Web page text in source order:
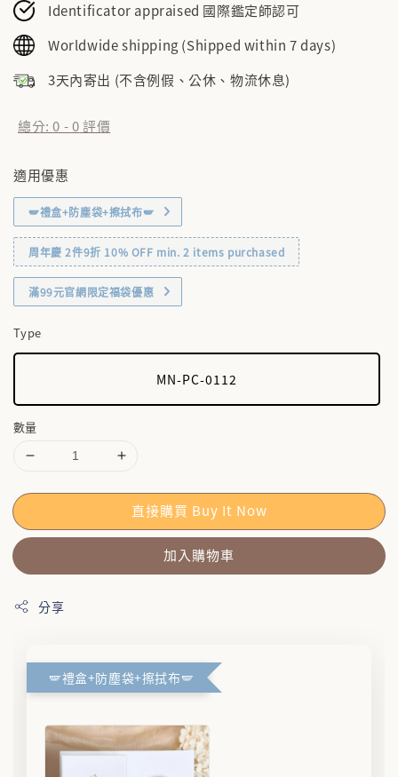
Identificator appraised 國際鑑定師認可
Worldwide shipping (Shipped within 7 days)
3天內寄出 (不含例假、公休、物流休息)
總分:0 -0評價
適用優惠
🪽禮盒+防塵袋+擦拭布🪽
周年慶 2件9折 10% OFF min. 2 items purchased
滿99元官網限定福袋優惠
Type
MN-PC-0112
數量
直接購買 Buy It Now
加入購物車
分享
🪽禮盒+防塵袋+擦拭布🪽